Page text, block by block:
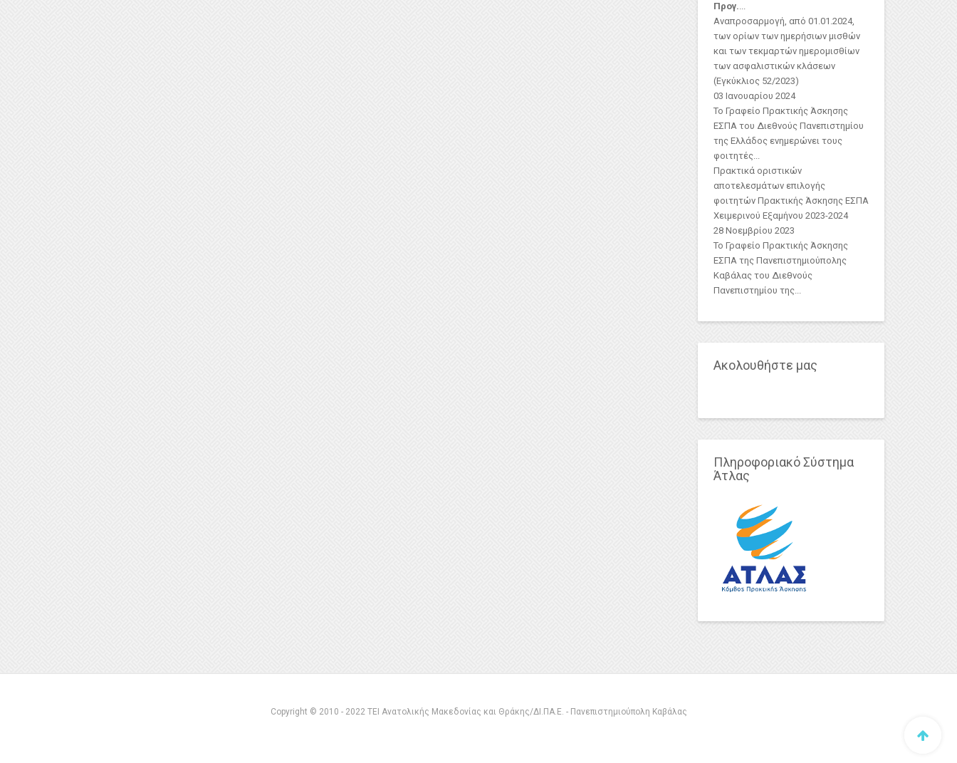
Προγ....
Αναπροσαρμογή, από 01.01.2024,
των ορίων των ημερήσιων μισθών
και των τεκμαρτών ημερομισθίων
των ασφαλιστικών κλάσεων
(Εγκύκλιος 52/2023)
03 Ιανουαρίου 2024
Το Γραφείο Πρακτικής Άσκησης
ΕΣΠΑ του Διεθνούς Πανεπιστημίου
της Ελλάδος ενημερώνει τους
φοιτητές...
Πρακτικά οριστικών
αποτελεσμάτων επιλογής
φοιτητών Πρακτικής Άσκησης ΕΣΠΑ
Χειμερινού Εξαμήνου 2023-2024
28 Νοεμβρίου 2023
Το Γραφείο Πρακτικής Άσκησης
ΕΣΠΑ της Πανεπιστημιούπολης
Καβάλας του Διεθνούς
Πανεπιστημίου της...
Ακολουθήστε μας
Πληροφοριακό Σύστημα
Άτλας
Copyright © 2010 - 2022 ΤΕΙ Ανατολικής Μακεδονίας και Θράκης/ΔΙ.ΠΑ.Ε. - Πανεπιστημιούπολη Καβάλας